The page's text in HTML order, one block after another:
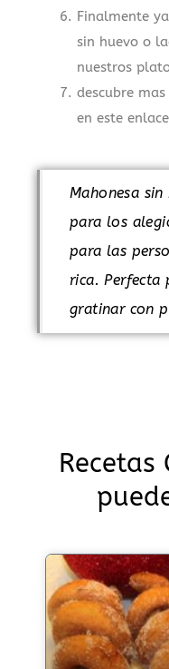
Finalmente
sin huevo o
nuestros
descubre
en este enlace
Mahonesa
para los
para las
rica. Perfecta
gratinar con
Recetas